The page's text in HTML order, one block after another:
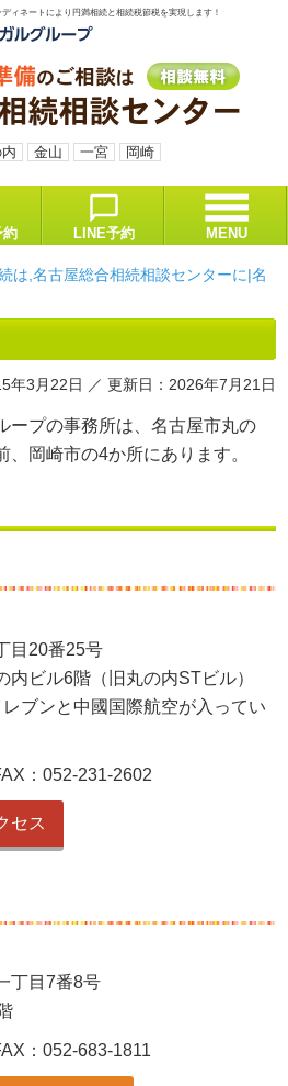
ィネートにより円満相続と相続税節税を実現します！
金山 一宮 岡崎
約 LINE予約 MENU
は,名古屋総合相続相談センターに|名
年3月22日 ／ 更新日：2026年7月21日
ープの事務所は、名古屋市丸の
、岡崎市の4か所にあります。
目20番25号
内ビル6階（旧丸の内STビル）
レブンと中國国際航空が入ってい
：052-231-2602
セス
丁目7番8号
：052-683-1811